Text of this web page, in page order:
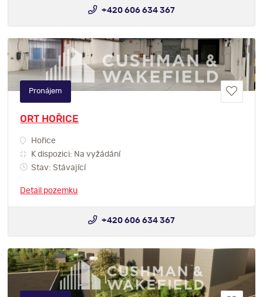
+420 606 634 367
ORT HOŘICE
Hořice
K dispozici: Na vyžádání
Stav: Stávající
Detail pozemku
Pronájem
+420 606 634 367